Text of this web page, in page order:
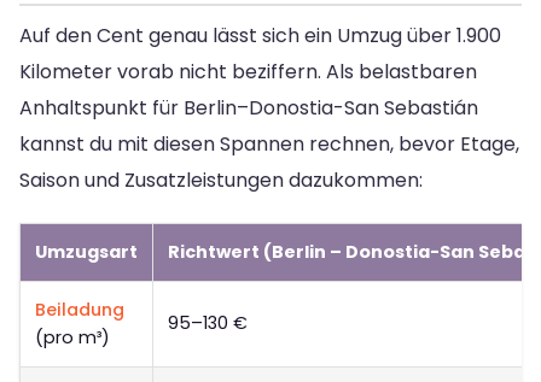
Auf den Cent genau lässt sich ein Umzug über 1.900
Kilometer vorab nicht beziffern. Als belastbaren
Anhaltspunkt für Berlin–Donostia-San Sebastián
kannst du mit diesen Spannen rechnen, bevor Etage,
Saison und Zusatzleistungen dazukommen:
Umzugsart Richtwert (Berlin – Donostia-San
Beiladung
(pro m³)
95–130 €